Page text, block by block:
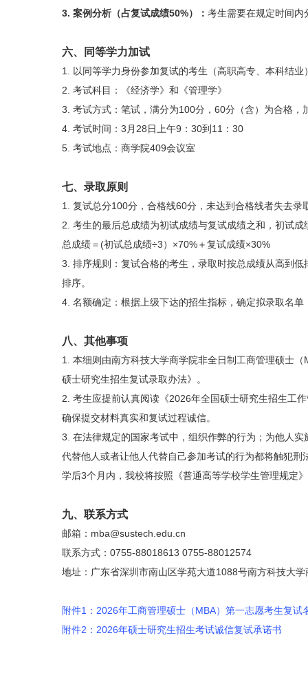
3. 案例分析（占复试成绩50%）： 考生需要在规定时间内
六、同等学力加试
1. 以同等学力身份参加复试的考生（高职高专、本科结
2. 考试科目：《经济学》和《管理学》
3. 考试方式：笔试，满分为100分，60分（含）为合格，
4. 考试时间：3月28日上午9：30到11：30
5. 考试地点：商学院409会议室
七、录取原则
1. 复试总分100分，合格线60分，未达到合格线者失去录
2. 考生的最后总成绩为初试成绩与复试成绩之和，初试
总成绩＝(初试总成绩÷3）×70%＋复试成绩×30%
3. 排序规则：复试合格的考生，录取时按总成绩从高到
排序。
4. 名额确定：根据上级下达的招生指标，确定拟录取名
八、其他事项
1. 本细则由南方科技大学商学院非全日制工商管理硕士
硕士研究生招生复试录取办法》。
2. 考生应提前认真阅读《2026年全国硕士研究生招生工
确保提交材料真实和复试过程诚信。
3. 在法律规定的国家考试中，组织作弊的行为；为他人
代替他人或者让他人代替自己参加考试的行为都将触犯
学后3个月内，我校将按照《普通高等学校学生管理规定
九、联系方式
邮箱：mba@sustech.edu.cn
联系方式：0755-88018613 0755-88012574
地址：广东省深圳市南山区学苑大道1088号南方科技大
附件1：2026年工商管理硕士（MBA）第一志愿考生复试
附件2：2026年硕士研究生招生考试诚信复试承诺书